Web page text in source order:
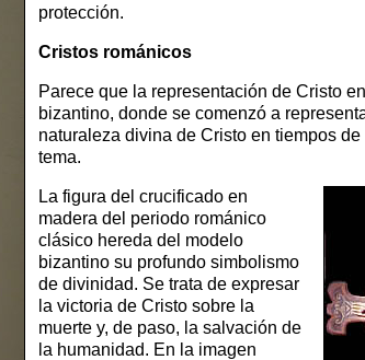
protección.
Cristos románicos
Parece que la representación de Cristo
bizantino, donde se comenzó a
naturaleza divina de Cristo en tiempos
tema.
La figura del crucificado en
madera del periodo románico
clásico hereda del modelo
bizantino su profundo simbolismo
de divinidad. Se trata de expresar
la victoria de Cristo sobre la
muerte y, de paso, la salvación de
la humanidad. En la imagen